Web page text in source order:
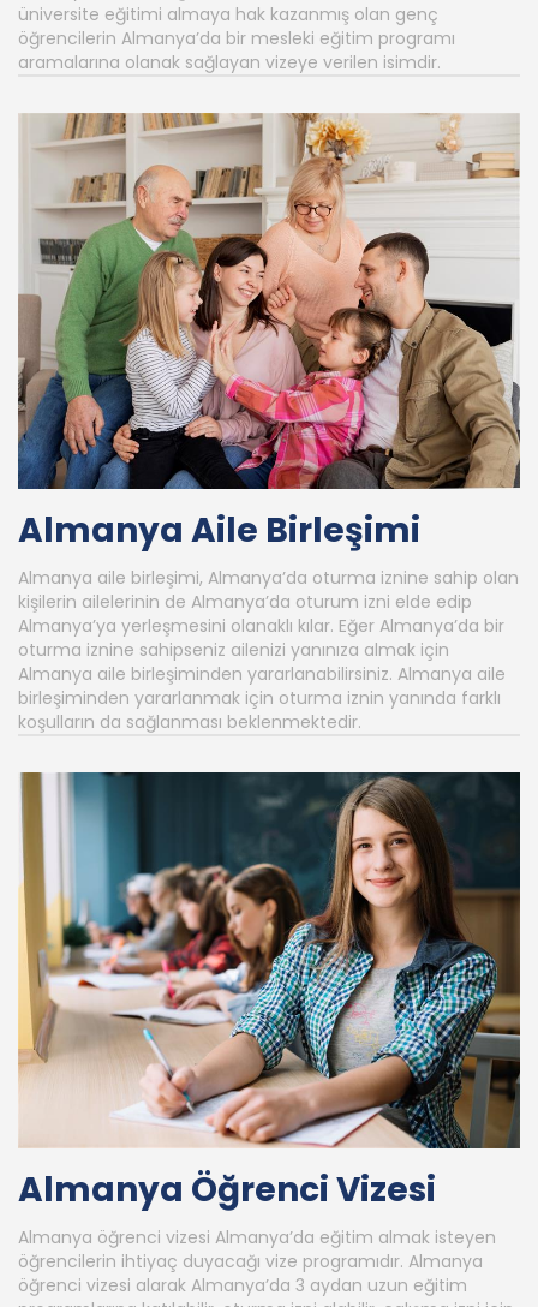
üniversite eğitimi almaya hak kazanmış olan genç
öğrencilerin Almanya’da bir mesleki eğitim programı
aramalarına olanak sağlayan vizeye verilen isimdir.
Almanya Aile Birleşimi
Almanya aile birleşimi, Almanya’da oturma iznine sahip olan
kişilerin ailelerinin de Almanya’da oturum izni elde edip
Almanya’ya yerleşmesini olanaklı kılar. Eğer Almanya’da bir
oturma iznine sahipseniz ailenizi yanınıza almak için
Almanya aile birleşiminden yararlanabilirsiniz. Almanya aile
birleşiminden yararlanmak için oturma iznin yanında farklı
koşulların da sağlanması beklenmektedir.
Almanya Öğrenci Vizesi
Almanya öğrenci vizesi Almanya’da eğitim almak isteyen
öğrencilerin ihtiyaç duyacağı vize programıdır. Almanya
öğrenci vizesi alarak Almanya’da 3 aydan uzun eğitim